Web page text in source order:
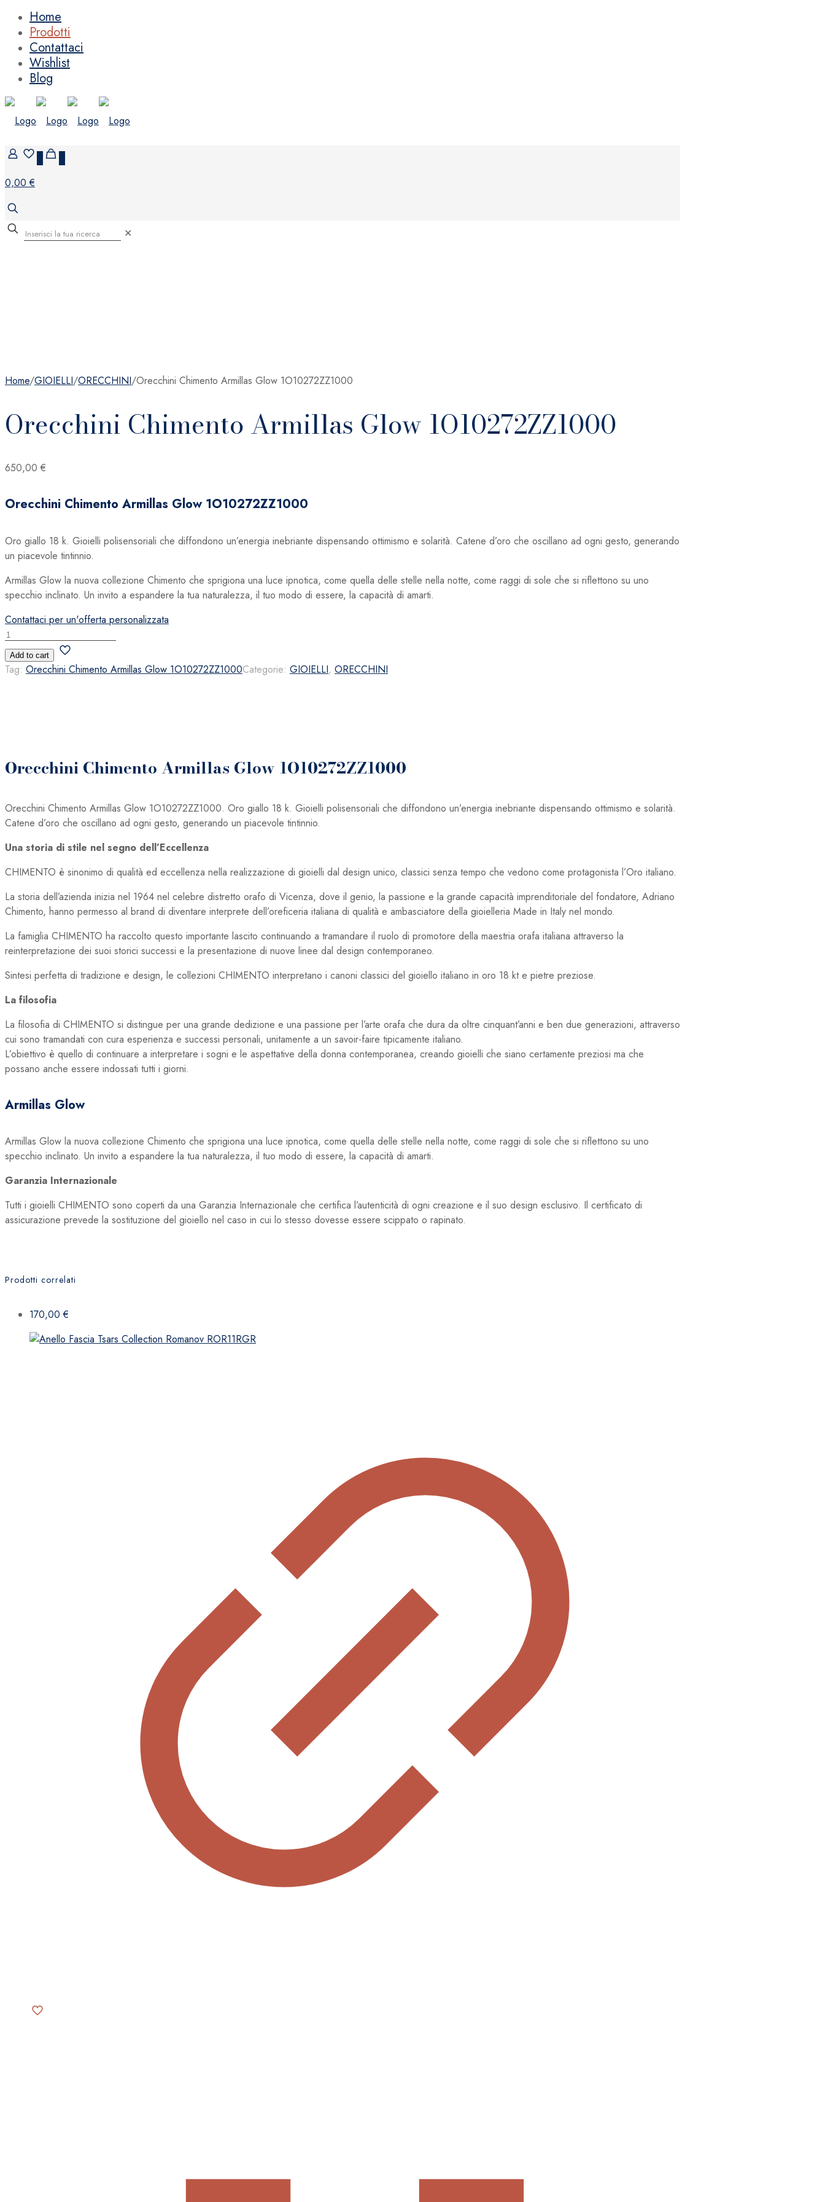
Home
Prodotti
Contattaci
Wishlist
Blog
0,00 €
✕
Home/GIOIELLI/ORECCHINI/Orecchini Chimento Armillas Glow 1O10272ZZ1000
Orecchini Chimento Armillas Glow 1O10272ZZ1000
650,00 €
Orecchini Chimento Armillas Glow 1O10272ZZ1000
Oro giallo 18 k. Gioielli polisensoriali che diffondono un’energia inebriante dispensando ottimismo e solarità. Catene d’oro che oscillano ad ogni gesto, generando
un piacevole tintinnio.
Armillas Glow la nuova collezione Chimento che sprigiona una luce ipnotica, come quella delle stelle nella notte, come raggi di sole che si riflettono su uno
specchio inclinato. Un invito a espandere la tua naturalezza, il tuo modo di essere, la capacità di amarti.
Contattaci per un'offerta personalizzata
Orecchini
Chimento
Armillas
Glow
Add to cart
Tag: Orecchini Chimento Armillas Glow 1O10272ZZ1000Categorie: GIOIELLI, ORECCHINI
Orecchini Chimento Armillas Glow 1O10272ZZ1000
Orecchini Chimento Armillas Glow 1O10272ZZ1000. Oro giallo 18 k. Gioielli polisensoriali che diffondono un’energia inebriante dispensando ottimismo e solarità.
Catene d’oro che oscillano ad ogni gesto, generando un piacevole tintinnio.
Una storia di stile nel segno dell’Eccellenza
CHIMENTO è sinonimo di qualità ed eccellenza nella realizzazione di gioielli dal design unico, classici senza tempo che vedono come protagonista l’Oro italiano.
La storia dell’azienda inizia nel 1964 nel celebre distretto orafo di Vicenza, dove il genio, la passione e la grande capacità imprenditoriale del fondatore, Adriano
Chimento, hanno permesso al brand di diventare interprete dell’oreficeria italiana di qualità e ambasciatore della gioielleria Made in Italy nel mondo.
La famiglia CHIMENTO ha raccolto questo importante lascito continuando a tramandare il ruolo di promotore della maestria orafa italiana attraverso la
reinterpretazione dei suoi storici successi e la presentazione di nuove linee dal design contemporaneo.
Sintesi perfetta di tradizione e design, le collezioni CHIMENTO interpretano i canoni classici del gioiello italiano in oro 18 kt e pietre preziose.
La filosofia
La filosofia di CHIMENTO si distingue per una grande dedizione e una passione per l’arte orafa che dura da oltre cinquant’anni e ben due generazioni, attraverso
cui sono tramandati con cura esperienza e successi personali, unitamente a un savoir-faire tipicamente italiano.
L’obiettivo è quello di continuare a interpretare i sogni e le aspettative della donna contemporanea, creando gioielli che siano certamente preziosi ma che
possano anche essere indossati tutti i giorni.
Armillas Glow
Armillas Glow la nuova collezione Chimento che sprigiona una luce ipnotica, come quella delle stelle nella notte, come raggi di sole che si riflettono su uno
specchio inclinato. Un invito a espandere la tua naturalezza, il tuo modo di essere, la capacità di amarti.
Garanzia Internazionale
Tutti i gioielli CHIMENTO sono coperti da una Garanzia Internazionale che certifica l’autenticità di ogni creazione e il suo design esclusivo. Il certificato di
assicurazione prevede la sostituzione del gioiello nel caso in cui lo stesso dovesse essere scippato o rapinato.
Prodotti correlati
170,00€